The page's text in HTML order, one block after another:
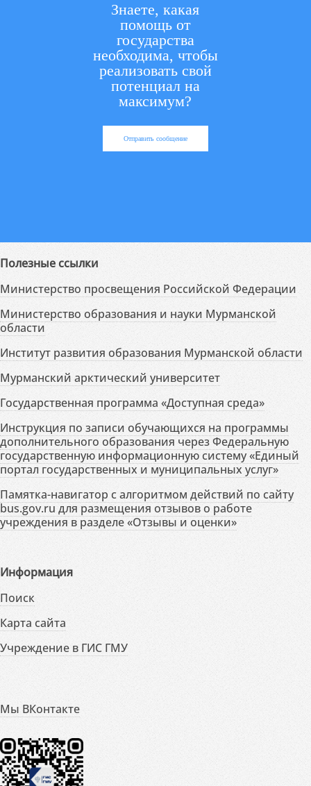
Знаете, какая
помощь от
государства
необходима, чтобы
реализовать свой
потенциал на
максимум?
Отправить сообщение
Полезные ссылки
Министерство просвещения Российской Федерации
Министерство образования и науки Мурманской
области
Институт развития образования Мурманской области
Мурманский арктический университет
Государственная программа «Доступная среда»
Инструкция по записи обучающихся на программы
дополнительного образования через Федеральную
государственную информационную систему «Единый
портал государственных и муниципальных услуг»
Памятка-навигатор с алгоритмом действий по сайту
bus.gov.ru для размещения отзывов о работе
учреждения в разделе «Отзывы и оценки»
Информация
Поиск
Карта сайта
Учреждение в ГИС ГМУ
Мы ВКонтакте